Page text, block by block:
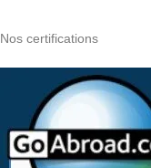
Nos certifications